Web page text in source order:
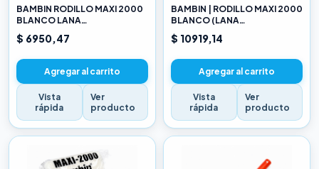
BAMBIN RODILLO MAXI 2000
BLANCO LANA
SELECCIONADA 10 CM
$ 6950,47
Agregar al carrito
Vista
rápida
Ver
producto
BAMBIN | RODILLO MAXI 2000
BLANCO (LANA
SELECCIONADA) 17CM
$ 10919,14
Agregar al carrito
Vista
rápida
Ver
producto